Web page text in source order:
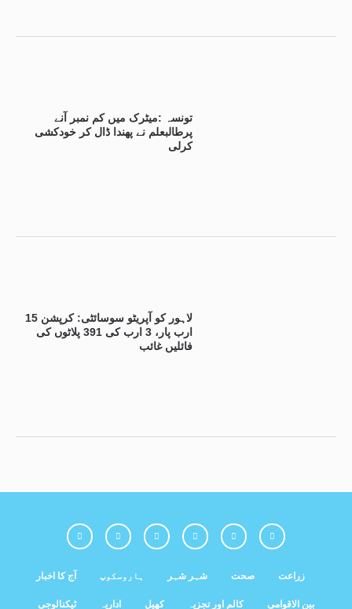
تونسہ :میٹرک میں کم نمبر آنے
پرطالبعلم نے پھندا ڈال کر خودکشی
کرلی
لاہور کو آپریٹو سوسائٹی: کرپشن 15
ارب پار، 3 ارب کی 391 پلاٹوں کی
فائلیں غائب
آج کا اخبار ہاروسکوپ شہر شہر صحت زراعت
ٹیکنالوجی اداریہ کھیل کالم اور تجزیہ بین الاقوامی